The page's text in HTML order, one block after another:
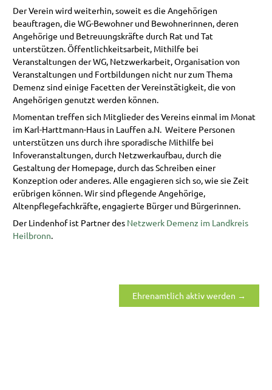
Der Verein wird weiterhin, soweit es die Angehörigen
beauftragen, die WG-Bewohner und Bewohnerinnen, deren
Angehörige und Betreuungskräfte durch Rat und Tat
unterstützen. Öffentlichkeitsarbeit, Mithilfe bei
Veranstaltungen der WG, Netzwerkarbeit, Organisation von
Veranstaltungen und Fortbildungen nicht nur zum Thema
Demenz sind einige Facetten der Vereinstätigkeit, die von
Angehörigen genutzt werden können.
Momentan treffen sich Mitglieder des Vereins einmal im Monat
im Karl-Harttmann-Haus in Lauffen a.N. Weitere Personen
unterstützen uns durch ihre sporadische Mithilfe bei
Infoveranstaltungen, durch Netzwerkaufbau, durch die
Gestaltung der Homepage, durch das Schreiben einer
Konzeption oder anderes. Alle engagieren sich so, wie sie Zeit
erübrigen können. Wir sind pflegende Angehörige,
Altenpflegefachkräfte, engagierte Bürger und Bürgerinnen.
Der Lindenhof ist Partner des Netzwerk Demenz im Landkreis
Heilbronn.
Ehrenamtlich aktiv werden